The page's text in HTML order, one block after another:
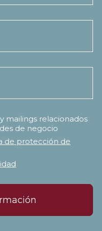
mailings relacionados
de negocio
de protección de